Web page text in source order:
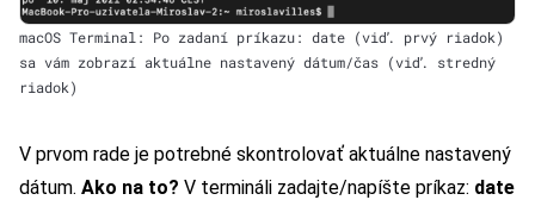
macOS Terminal: Po zadaní príkazu: date (viď. prvý riadok)
sa vám zobrazí aktuálne nastavený dátum/čas (viď. stredný
riadok)
V prvom rade je potrebné skontrolovať aktuálne nastavený
dátum. Ako na to? V termináli zadajte/napíšte príkaz: date